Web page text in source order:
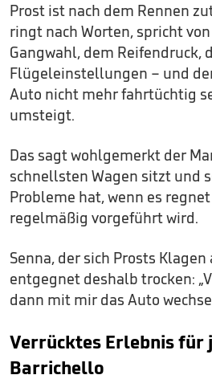
Prost ist nach dem Rennen
ringt nach Worten, spricht
Gangwahl, dem Reifendruck,
Flügeleinstellungen – und
Auto nicht mehr fahrtüchtig
umsteigt.
Das sagt wohlgemerkt der
schnellsten Wagen sitzt und
Probleme hat, wenn es
regelmäßig vorgeführt wird.
Senna, der sich Prosts
entgegnet deshalb trocken:
dann mit mir das Auto
Verrücktes Erlebnis für
Barrichello